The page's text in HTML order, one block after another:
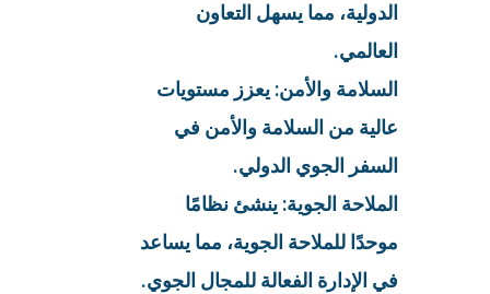
الدولية، مما يسهل التعاون
العالمي.
السلامة والأمن: يعزز مستويات
عالية من السلامة والأمن في
السفر الجوي الدولي.
الملاحة الجوية: ينشئ نظامًا
موحدًا للملاحة الجوية، مما يساعد
في الإدارة الفعالة للمجال الجوي.